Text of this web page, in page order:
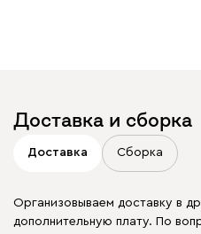
Доставка и сборка
Доставка Сборка
Организовываем доставку в
дополнительную плату. По